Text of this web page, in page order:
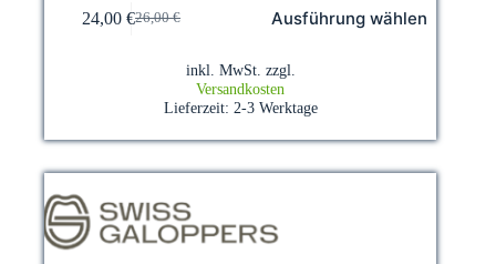
26,00€
Ursprünglicher
24,00€Aktueller
Ausführung wählen
Optionen
der
Produktseite
gewählt
inkl. MwSt. zzgl.
Versandkosten
Lieferzeit: 2-3 Werktage